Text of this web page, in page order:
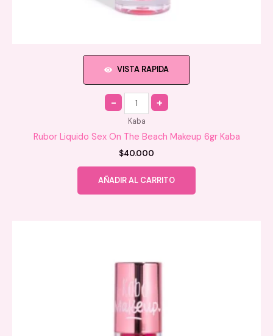
VISTA RAPIDA
Quantity
Kaba
Rubor Liquido Sex On The Beach Makeup 6gr Kaba
$40.000
AÑADIR AL CARRITO